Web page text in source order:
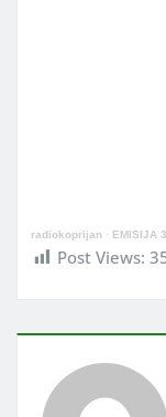
radiokoprijan · EMISIJA
Post Views: